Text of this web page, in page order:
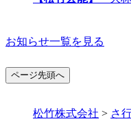
お知らせ一覧を見る
ページ先頭へ
松竹株式会社 > さ